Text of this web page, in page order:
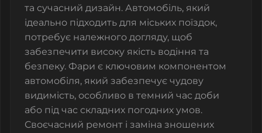
та сучасний дизайн. Автомобіль, який
ідеально підходить для міських поїздок,
потребує належного догляду, щоб
забезпечити високу якість водіння та
безпеку. Фари є ключовим компонентом
автомобіля, який забезпечує чудову
видимість, особливо в темний час доби
або під час складних погодних умов.
Своєчасний ремонт і заміна зношених